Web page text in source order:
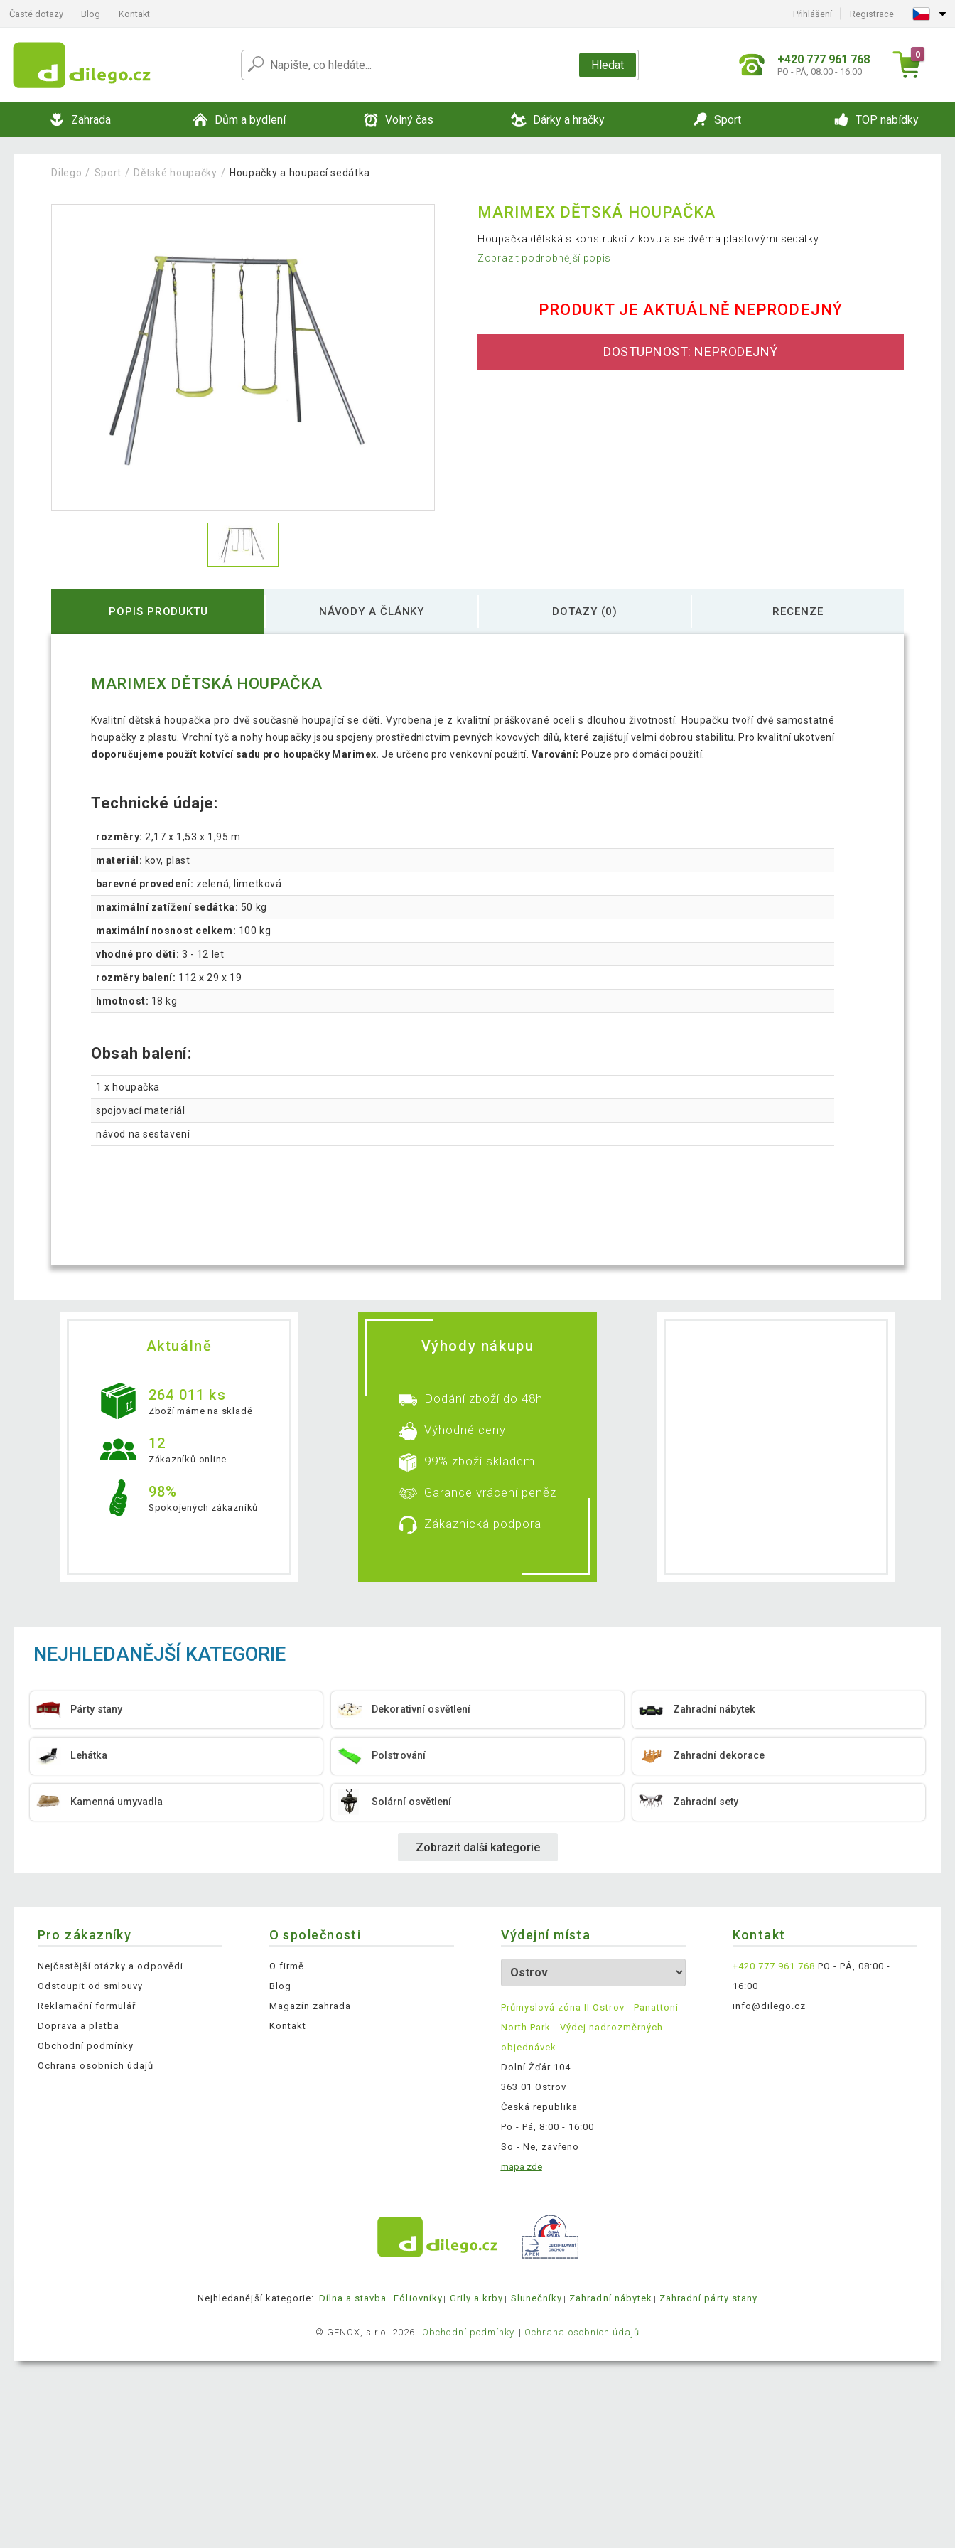
Časté dotazy Blog Kontakt Přihlášení Registrace
Hledat +420 777 961 768
PO - PÁ, 08:00 - 16:00
0
Zahrada Dům a bydlení Volný čas Dárky a hračky Sport TOP nabídky
Dilego Sport Dětské houpačky Houpačky a houpací sedátka
MARIMEX DĚTSKÁ HOUPAČKA
Houpačka dětská s konstrukcí z kovu a se dvěma plastovými sedátky.
Zobrazit podrobnější popis
PRODUKT JE AKTUÁLNĚ NEPRODEJNÝ
DOSTUPNOST: NEPRODEJNÝ
POPIS PRODUKTU NÁVODY A ČLÁNKY DOTAZY (0) RECENZE
MARIMEX DĚTSKÁ HOUPAČKA
Kvalitní dětská houpačka pro dvě současně houpající se děti. Vyrobena je z kvalitní práškované oceli s dlouhou životností. Houpačku tvoří dvě samostatné
houpačky z plastu. Vrchní tyč a nohy houpačky jsou spojeny prostřednictvím pevných kovových dílů, které zajišťují velmi dobrou stabilitu. Pro kvalitní ukotvení
doporučujeme použít kotvící sadu pro houpačky Marimex. Je určeno pro venkovní použití. Varování: Pouze pro domácí použití.
Technické údaje:
rozměry: 2,17 x 1,53 x 1,95 m
materiál: kov, plast
barevné provedení: zelená, limetková
maximální zatížení sedátka: 50 kg
maximální nosnost celkem: 100 kg
vhodné pro děti: 3 - 12 let
rozměry balení: 112 x 29 x 19
hmotnost: 18 kg
Obsah balení:
1 x houpačka
spojovací materiál
návod na sestavení
Aktuálně
264 011 ks
Zboží máme na skladě
12
Zákazníků online
98%
Spokojených zákazníků
Výhody nákupu
Dodání zboží do 48h
Výhodné ceny
99% zboží skladem
Garance vrácení peněz
Zákaznická podpora
NEJHLEDANĚJŠÍ KATEGORIE
Párty stany Dekorativní osvětlení Zahradní nábytek
Lehátka Polstrování Zahradní dekorace
Kamenná umyvadla Solární osvětlení Zahradní sety
Zobrazit další kategorie
Pro zákazníky
Nejčastější otázky a odpovědi
Odstoupit od smlouvy
Reklamační formulář
Doprava a platba
Obchodní podmínky
Ochrana osobních údajů
O společnosti
O firmě
Blog
Magazín zahrada
Kontakt
Výdejní místa
Průmyslová zóna II Ostrov - Panattoni
North Park - Výdej nadrozměrných
objednávek
Dolní Žďár 104
363 01 Ostrov
Česká republika
Po - Pá, 8:00 - 16:00
So - Ne, zavřeno
mapa zde
Kontakt
+420 777 961 768 PO - PÁ, 08:00 -
16:00
info@dilego.cz
Nejhledanější kategorie: Dílna a stavba Fóliovníky Grily a krby Slunečníky Zahradní nábytek Zahradní párty stany
© GENOX, s.r.o. 2026. Obchodní podmínky Ochrana osobních údajů